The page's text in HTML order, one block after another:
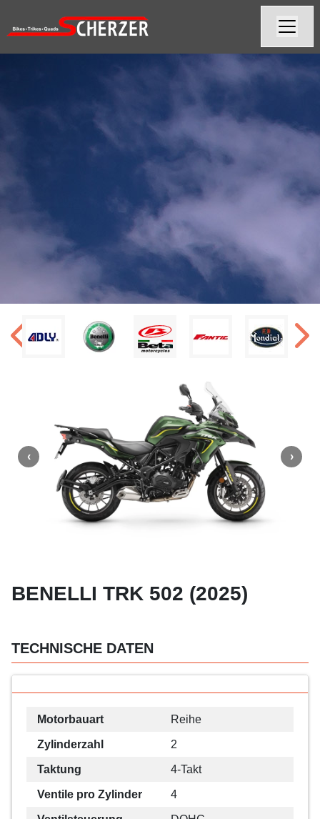
BENELLI TRK 502 (2025)
TECHNISCHE DATEN
Motorbauart Reihe
Zylinderzahl 2
Taktung 4-Takt
Ventile pro Zylinder 4